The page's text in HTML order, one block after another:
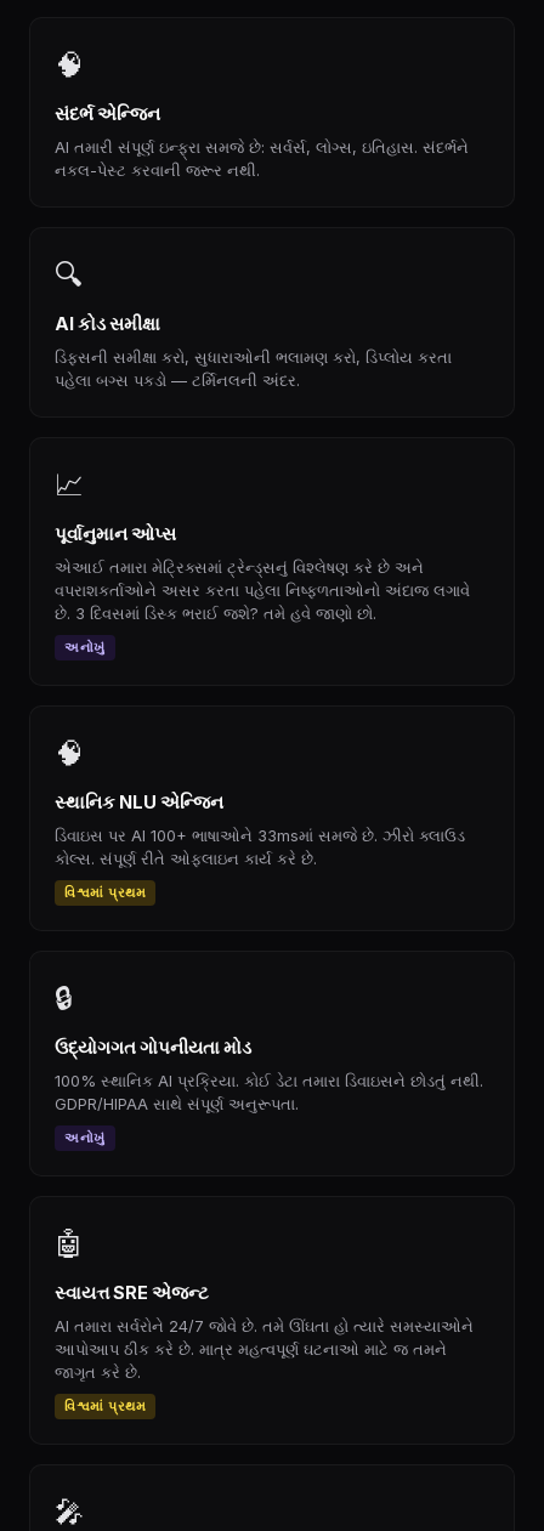
🧠
સંદર્ભ એન્જિન
AI તમારી સંપૂર્ણ ઇન્ફ્રા સમજે છે: સર્વર્સ, લોગ્સ, ઇતિહાસ. સંદર્ભને
નકલ-પેસ્ટ કરવાની જરૂર નથી.
🔍
AI કોડ સમીક્ષા
ડિફ્સની સમીક્ષા કરો, સુધારાઓની ભલામણ કરો, ડિપ્લોય કરતા
પહેલા બગ્સ પકડો — ટર્મિનલની અંદર.
📈
પૂર્વાનુમાન ઓપ્સ
એઆઈ તમારા મેટ્રિક્સમાં ટ્રેન્ડ્સનું વિશ્લેષણ કરે છે અને
વપરાશકર્તાઓને અસર કરતા પહેલા નિષ્ફળતાઓનો અંદાજ લગાવે
છે. 3 દિવસમાં ડિસ્ક ભરાઈ જશે? તમે હવે જાણો છો.
અનોખું
🧠
સ્થાનિક NLU એન્જિન
ડિવાઇસ પર AI 100+ ભાષાઓને 33msમાં સમજે છે. ઝીરો ક્લાઉડ
કોલ્સ. સંપૂર્ણ રીતે ઓફલાઇન કાર્ય કરે છે.
વિશ્વમાં પ્રથમ
🔒
ઉદ્યોગગત ગોપનીયતા મોડ
100% સ્થાનિક AI પ્રક્રિયા. કોઈ ડેટા તમારા ડિવાઇસને છોડતું નથી.
GDPR/HIPAA સાથે સંપૂર્ણ અનુરૂપતા.
અનોખું
🤖
સ્વાયત્ત SRE એજન્ટ
AI તમારા સર્વરોને 24/7 જોવે છે. તમે ઊંઘતા હો ત્યારે સમસ્યાઓને
આપોઆપ ઠીક કરે છે. માત્ર મહત્વપૂર્ણ ઘટનાઓ માટે જ તમને
જાગૃત કરે છે.
વિશ્વમાં પ્રથમ
🎤